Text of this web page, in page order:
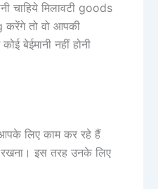
चाहिये मिलावटी goods
करेंगे तो वो आपकी
बेईमानी नहीं होनी
लिए काम कर रहे हैं
इस तरह उनके लिए